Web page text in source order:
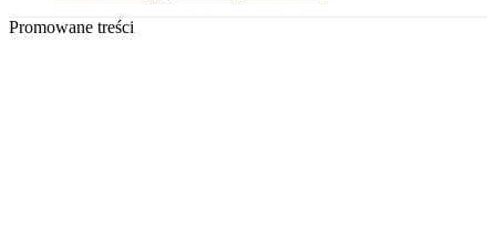
Promowane treści